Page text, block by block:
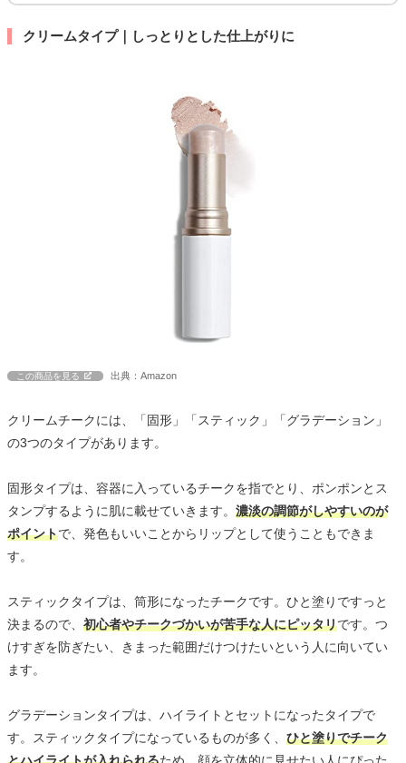
クリームタイプ｜しっとりとした仕上がりに
この商品を見る 出典：Amazon
クリームチークには、「固形」「スティック」「グラデーション」
の3つのタイプがあります。
固形タイプは、容器に入っているチークを指でとり、ポンポンとス
タンプするように肌に載せていきます。 濃淡の調節がしやすいのが
ポイントで、発色もいいことからリップとして使うこともできま
す。
スティックタイプは、筒形になったチークです。ひと塗りですっと
決まるので、 初心者やチークづかいが苦手な人にピッタリです。つ
けすぎを防ぎたい、きまった範囲だけつけたいという人に向いてい
ます。
グラデーションタイプは、ハイライトとセットになったタイプで
す。スティックタイプになっているものが多く、 ひと塗りでチーク